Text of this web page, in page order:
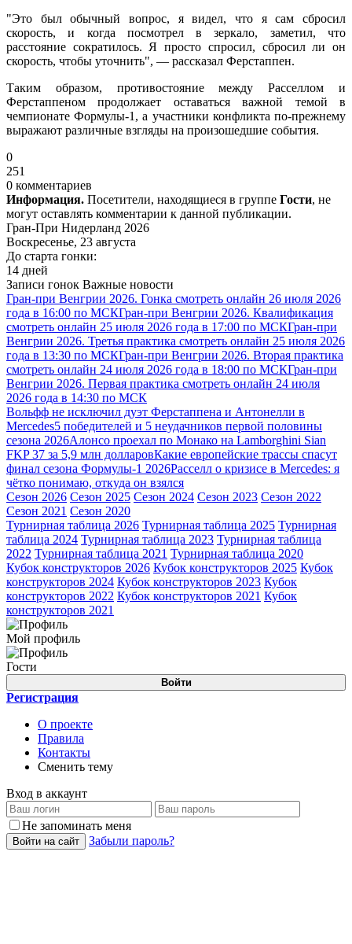
"Это был обычный вопрос, я видел, что я сам сбросил
скорость, и когда посмотрел в зеркало, заметил, что
расстояние сократилось. Я просто спросил, сбросил ли он
скорость, чтобы уточнить", — рассказал Ферстаппен.
Таким образом, противостояние между Расселлом и
Ферстаппеном продолжает оставаться важной темой в
чемпионате Формулы-1, а участники конфликта по-прежнему
выражают различные взгляды на произошедшие события.
0
251
0 комментариев
Информация. Посетители, находящиеся в группе Гости, не
могут оставлять комментарии к данной публикации.
Гран-При Нидерланд 2026
Воскресенье, 23 августа
До старта гонки:
14 дней
Записи гонок Важные новости
Гран-при Венгрии 2026. Гонка смотреть онлайн 26 июля 2026
года в 16:00 по МСКГран-при Венгрии 2026. Квалификация
смотреть онлайн 25 июля 2026 года в 17:00 по МСКГран-при
Венгрии 2026. Третья практика смотреть онлайн 25 июля 2026
года в 13:30 по МСКГран-при Венгрии 2026. Вторая практика
смотреть онлайн 24 июля 2026 года в 18:00 по МСКГран-при
Венгрии 2026. Первая практика смотреть онлайн 24 июля
2026 года в 14:30 по МСК
Вольфф не исключил дуэт Ферстаппена и Антонелли в
Mercedes5 победителей и 5 неудачников первой половины
сезона 2026Алонсо проехал по Монако на Lamborghini Sian
FKP 37 за 5,9 млн долларовКакие европейские трассы спасут
финал сезона Формулы-1 2026Расселл о кризисе в Mercedes: я
чётко понимаю, откуда он взялся
Сезон 2026 Сезон 2025 Сезон 2024 Сезон 2023 Сезон 2022
Сезон 2021 Сезон 2020
Турнирная таблица 2026 Турнирная таблица 2025 Турнирная
таблица 2024 Турнирная таблица 2023 Турнирная таблица
2022 Турнирная таблица 2021 Турнирная таблица 2020
Кубок конструкторов 2026 Кубок конструкторов 2025 Кубок
конструкторов 2024 Кубок конструкторов 2023 Кубок
конструкторов 2022 Кубок конструкторов 2021 Кубок
конструкторов 2021
Мой профиль
Гости
Войти
Регистрация
О проекте
Правила
Контакты
Сменить тему
Вход в аккаунт
Не запоминать меня
Войти на сайт Забыли пароль?